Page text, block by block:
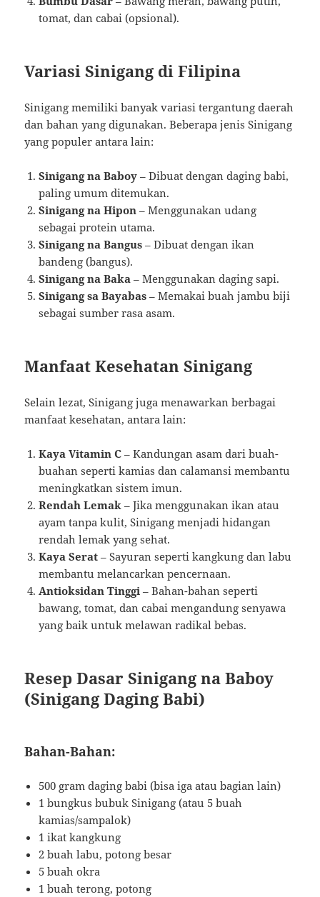
tomat, dan cabai (opsional).
Variasi Sinigang di Filipina
Sinigang memiliki banyak variasi tergantung daerah
dan bahan yang digunakan. Beberapa jenis Sinigang
yang populer antara lain:
Sinigang na Baboy – Dibuat dengan daging babi,
paling umum ditemukan.
Sinigang na Hipon – Menggunakan udang
sebagai protein utama.
Sinigang na Bangus – Dibuat dengan ikan
bandeng (bangus).
Sinigang na Baka – Menggunakan daging sapi.
Sinigang sa Bayabas – Memakai buah jambu biji
sebagai sumber rasa asam.
Manfaat Kesehatan Sinigang
Selain lezat, Sinigang juga menawarkan berbagai
manfaat kesehatan, antara lain:
Kaya Vitamin C – Kandungan asam dari buah-
buahan seperti kamias dan calamansi membantu
meningkatkan sistem imun.
Rendah Lemak – Jika menggunakan ikan atau
ayam tanpa kulit, Sinigang menjadi hidangan
rendah lemak yang sehat.
Kaya Serat – Sayuran seperti kangkung dan labu
membantu melancarkan pencernaan.
Antioksidan Tinggi – Bahan-bahan seperti
bawang, tomat, dan cabai mengandung senyawa
yang baik untuk melawan radikal bebas.
Resep Dasar Sinigang na Baboy
(Sinigang Daging Babi)
Bahan-Bahan:
500 gram daging babi (bisa iga atau bagian lain)
1 bungkus bubuk Sinigang (atau 5 buah
kamias/sampalok)
1 ikat kangkung
2 buah labu, potong besar
5 buah okra
1 buah terong, potong